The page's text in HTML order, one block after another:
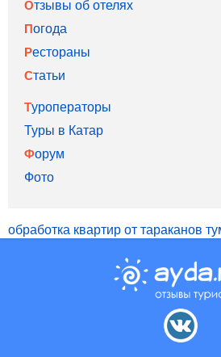
Отзывы об отелях
Погода
Рестораны
Статьи
Туроператоры
Туры в Катар
Форум
Фото
обработка квартир от тараканов